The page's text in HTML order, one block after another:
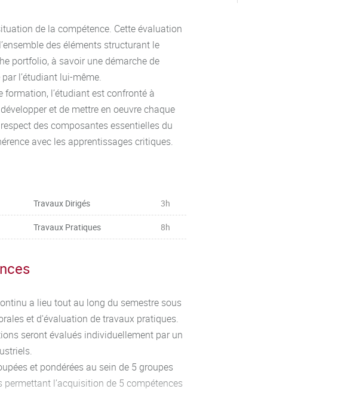
de la compétence. Cette évaluation
des éléments structurant le
portfolio, à savoir une démarche de
l’étudiant lui-même.
l’étudiant est confronté à
et de mettre en oeuvre chaque
des composantes essentielles du
avec les apprentissages critiques.
Travaux Dirigés 3h
Travaux Pratiques 8h
a lieu tout au long du semestre sous
et d'évaluation de travaux pratiques.
seront évalués individuellement par un
et pondérées au sein de 5 groupes
l’acquisition de 5 compétences